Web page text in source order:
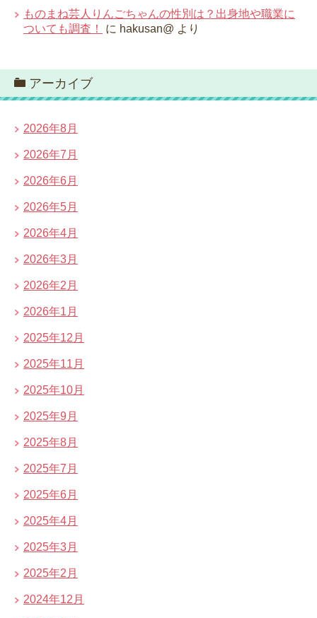
ものまね芸人りんごちゃんの性別は？出身地や職業に
ついても調査！
に hakusan@ より
アーカイブ
2026年8月
2026年7月
2026年6月
2026年5月
2026年4月
2026年3月
2026年2月
2026年1月
2025年12月
2025年11月
2025年10月
2025年9月
2025年8月
2025年7月
2025年6月
2025年4月
2025年3月
2025年2月
2024年12月